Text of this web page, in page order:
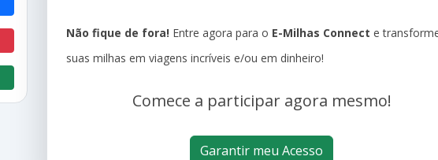
Não fique de fora! Entre agora para o E-Milhas Connect e
suas milhas em viagens incríveis e/ou em dinheiro!
Comece a participar agora mesmo!
Garantir meu Acesso